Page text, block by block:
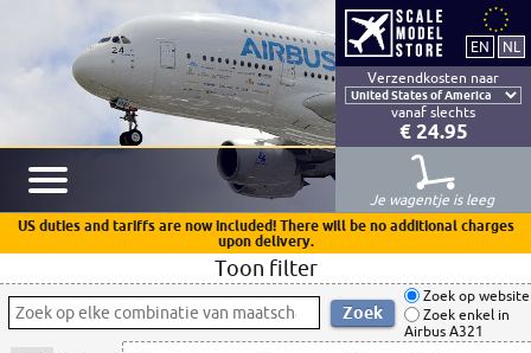
Verzendkosten naar
vanaf slechts
€ 24.95
Je wagentje is leeg
US duties and tariffs are now included! There will be no additional charges
upon delivery.
Toon filter
Zoek op website
Zoek enkel in
Airbus A321